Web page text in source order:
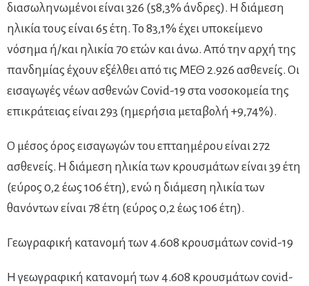
διασωληνωμένοι είναι 326 (58,3% άνδρες). Η διάμεση
ηλικία τους είναι 65 έτη. To 83,1% έχει υποκείμενο
νόσημα ή/και ηλικία 70 ετών και άνω. Από την αρχή της
πανδημίας έχουν εξέλθει από τις ΜΕΘ 2.926 ασθενείς. Οι
εισαγωγές νέων ασθενών Covid-19 στα νοσοκομεία της
επικράτειας είναι 293 (ημερήσια μεταβολή +9,74%).
Ο μέσος όρος εισαγωγών του επταημέρου είναι 272
ασθενείς. Η διάμεση ηλικία των κρουσμάτων είναι 39 έτη
(εύρος 0,2 έως 106 έτη), ενώ η διάμεση ηλικία των
θανόντων είναι 78 έτη (εύρος 0,2 έως 106 έτη).
Γεωγραφική κατανομή των 4.608 κρουσμάτων covid-19
Η γεωγραφική κατανομή των 4.608 κρουσμάτων covid-